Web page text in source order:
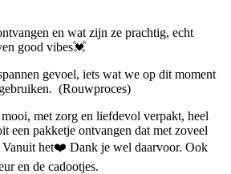
en wat zijn ze prachtig, echt
good vibes💓
gevoel, iets wat we op dit moment
(Rouwproces)
met zorg en liefdevol verpakt, heel
een pakketje ontvangen dat met zoveel
Vanuit het❤️ Dank je wel daarvoor. Ook
en de cadootjes.